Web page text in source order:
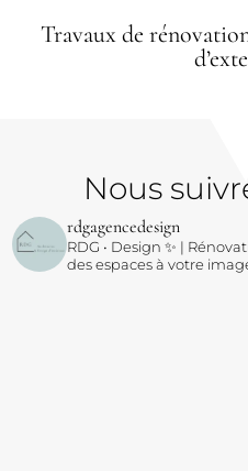
Travaux de
Nous
rdgagencedesign
RDG • Design ✨ |
des espaces à votre